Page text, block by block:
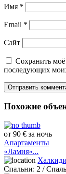
Имя *
Email *
Сайт
Сохранить моё
последующих
Похожие
от 90 € за ночь
Апартаменты
«Ламия»...
Спальни: 2 /